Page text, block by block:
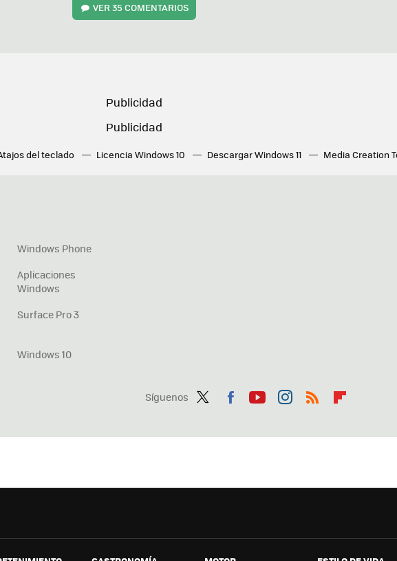
VER35 COMENTARIOS
del teclado Licencia Windows 10 Descargar Windows 11 Media Creation
Síguenos
ter
ebo tub agr
boa
Windows Phone
Aplicaciones
Windows
Surface Pro 3
Windows 10